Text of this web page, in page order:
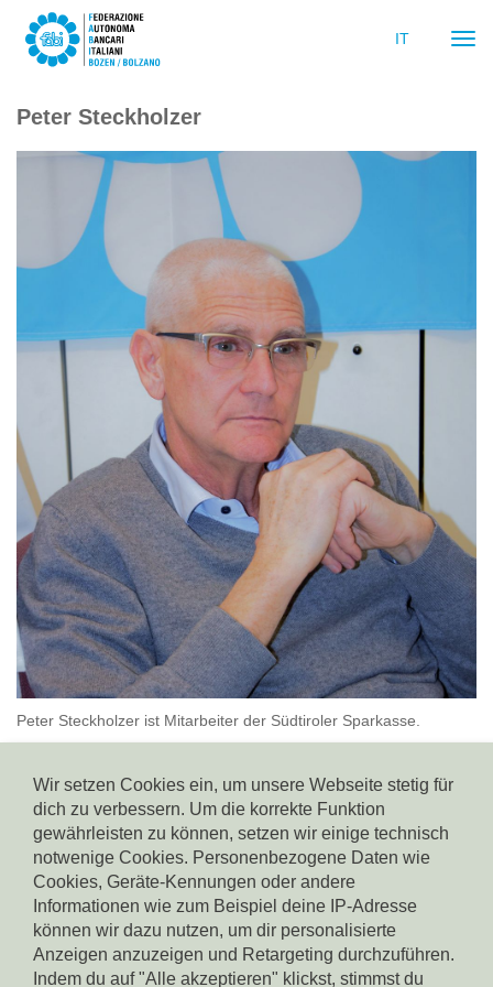
IT
Peter Steckholzer
Peter Steckholzer ist Mitarbeiter der Südtiroler Sparkasse.
peter.steckholzer(at)fabibz.it
+39 335 301 739
zurück
STARTSEITE
Wir setzen Cookies ein, um unsere Webseite stetig für
dich zu verbessern. Um die korrekte Funktion
gewährleisten zu können, setzen wir einige technisch
notwenige Cookies. Personenbezogene Daten wie
Cookies, Geräte-Kennungen oder andere
Informationen wie zum Beispiel deine IP-Adresse
können wir dazu nutzen, um dir personalisierte
Anzeigen anzuzeigen und Retargeting durchzuführen.
Indem du auf "Alle akzeptieren" klickst, stimmst du